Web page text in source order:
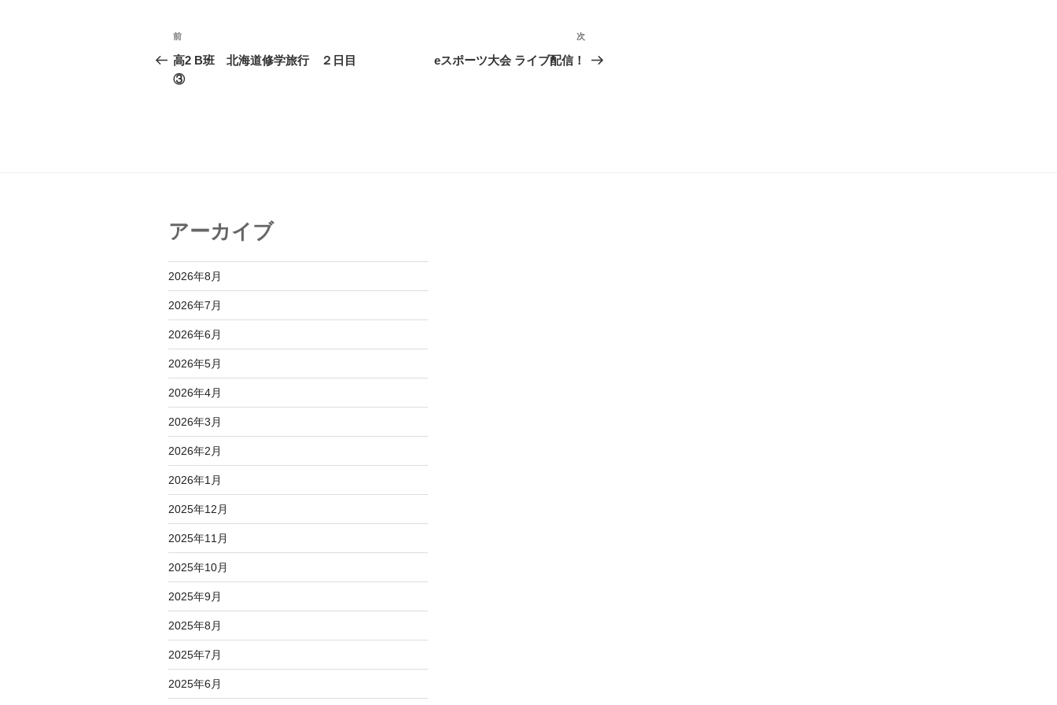
投
稿
ナ
ョ
ン
前
の
投
前
高2 B班 北海道修学旅行 ２日目
③
次
の
次
eスポーツ大会 ライブ配信！
アーカイブ
2026年8月
2026年7月
2026年6月
2026年5月
2026年4月
2026年3月
2026年2月
2026年1月
2025年12月
2025年11月
2025年10月
2025年9月
2025年8月
2025年7月
2025年6月